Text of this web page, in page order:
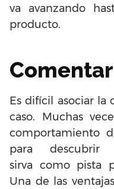
va avanzando
producto.
Es difícil asociar la
caso. Muchas
comportamiento
para descubrir
sirva como pista
Una de las